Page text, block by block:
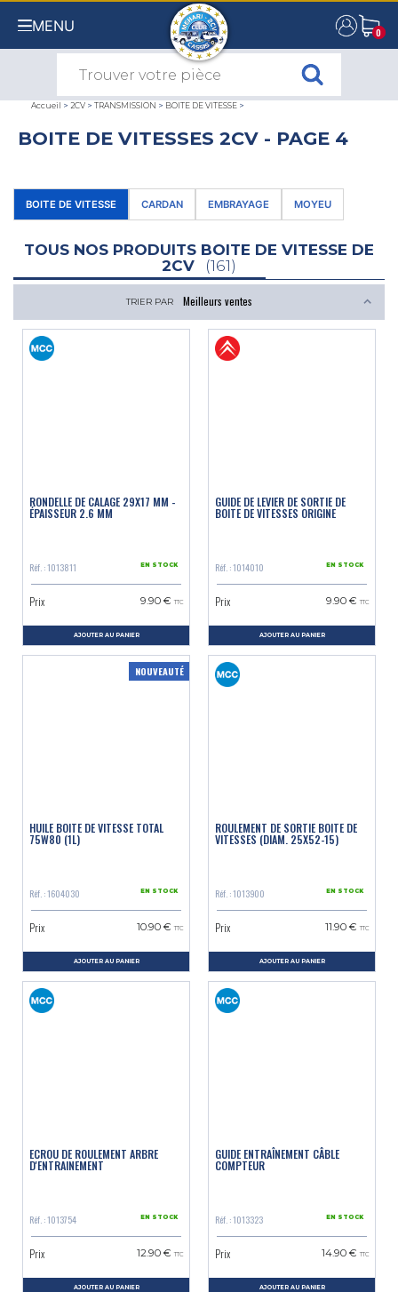
MENU 0
0
Accueil > 2CV > TRANSMISSION > BOITE DE VITESSE >
BOITE DE VITESSES 2CV - PAGE 4
BOITE DE VITESSE CARDAN EMBRAYAGE MOYEU
TOUS NOS PRODUITS BOITE DE VITESSE DE
2CV
(161)
TRIER PAR
RONDELLE DE CALAGE 29X17 MM -
ÉPAISSEUR 2.6 MM
Réf. : 1013811 EN STOCK
Prix 9.90 € TTC
AJOUTER AU PANIER
GUIDE DE LEVIER DE SORTIE DE
BOITE DE VITESSES ORIGINE
Réf. : 1014010 EN STOCK
Prix 9.90 € TTC
AJOUTER AU PANIER
NOUVEAUTÉ
HUILE BOITE DE VITESSE TOTAL
75W80 (1L)
Réf. : 1604030 EN STOCK
Prix 10.90 € TTC
AJOUTER AU PANIER
ROULEMENT DE SORTIE BOITE DE
VITESSES (DIAM. 25X52-15)
Réf. : 1013900 EN STOCK
Prix 11.90 € TTC
AJOUTER AU PANIER
ECROU DE ROULEMENT ARBRE
D'ENTRAINEMENT
Réf. : 1013754 EN STOCK
Prix 12.90 € TTC
AJOUTER AU PANIER
GUIDE ENTRAÎNEMENT CÂBLE
COMPTEUR
Réf. : 1013323 EN STOCK
Prix 14.90 € TTC
AJOUTER AU PANIER